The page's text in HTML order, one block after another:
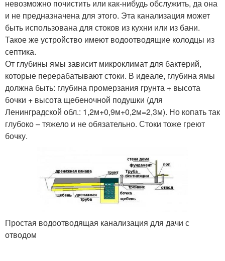
невозможно почистить или как-нибудь обслужить, да она
и не предназначена для этого. Эта канализация может
быть использована для стоков из кухни или из бани.
Такое же устройство имеют водоотводящие колодцы из
септика.
От глубины ямы зависит микроклимат для бактерий,
которые перерабатывают стоки. В идеале, глубина ямы
должна быть: глубина промерзания грунта + высота
бочки + высота щебеночной подушки (для
Ленинградской обл.: 1,2м+0,9м+0,2м=2,3м). Но копать так
глубоко – тяжело и не обязательно. Стоки тоже греют
бочку.
Простая водоотводящая канализация для дачи с
отводом